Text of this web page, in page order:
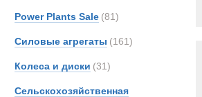
Power Plants Sale (81)
Силовые агрегаты (161)
Колеса и диски (31)
Сельскохозяйственная